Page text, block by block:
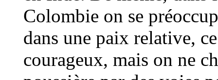
Colombie on se
dans une paix relative,
courageux, mais on ne